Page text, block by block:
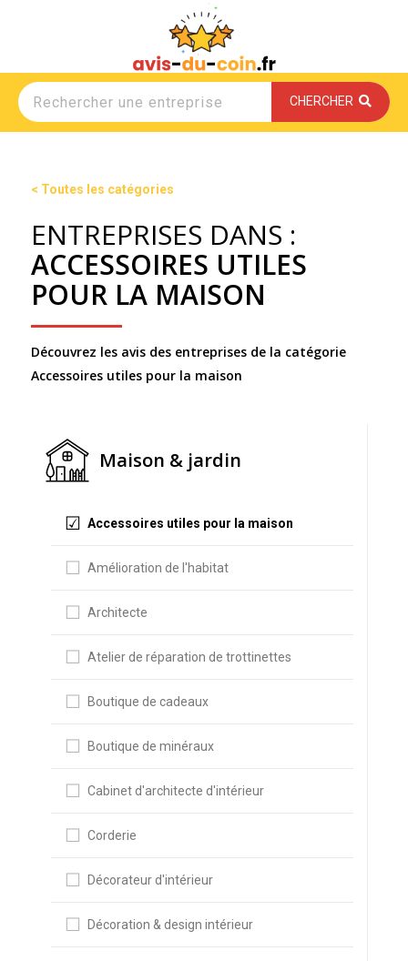
CHERCHER
< Toutes les catégories
ENTREPRISES DANS :
ACCESSOIRES UTILES
POUR LA MAISON
Découvrez les avis des entreprises de la catégorie
Accessoires utiles pour la maison
Maison & jardin
Accessoires utiles pour la maison
Amélioration de l'habitat
Architecte
Atelier de réparation de trottinettes
Boutique de cadeaux
Boutique de minéraux
Cabinet d'architecte d'intérieur
Corderie
Décorateur d'intérieur
Décoration & design intérieur